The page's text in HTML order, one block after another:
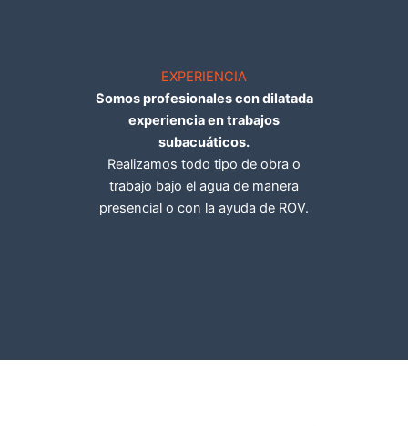
EXPERIENCIA
Somos profesionales con dilatada
experiencia en trabajos
subacuáticos.
Realizamos todo tipo de obra o
trabajo bajo el agua de manera
presencial o con la ayuda de ROV.